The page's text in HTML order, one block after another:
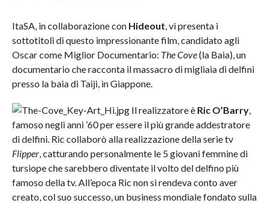
ItaSA, in collaborazione con Hideout, vi presenta i
sottotitoli di questo impressionante film, candidato agli
Oscar come Miglior Documentario: The Cove(la Baia), un
documentario che racconta il massacro di migliaia di delfini
presso la baia di Taiji, in Giappone.
Il realizzatore è Ric O’Barry,
famoso negli anni ’60 per essere il più grande addestratore
di delfini. Ric collaborò alla realizzazione della serie tv
Flipper, catturando personalmente le 5 giovani femmine di
tursiope che sarebbero diventate il volto del delfino più
famoso della tv. All’epoca Ric non si rendeva conto aver
creato, col suo successo, un business mondiale fondato sulla